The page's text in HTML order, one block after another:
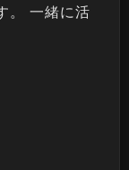
。 一緒に活